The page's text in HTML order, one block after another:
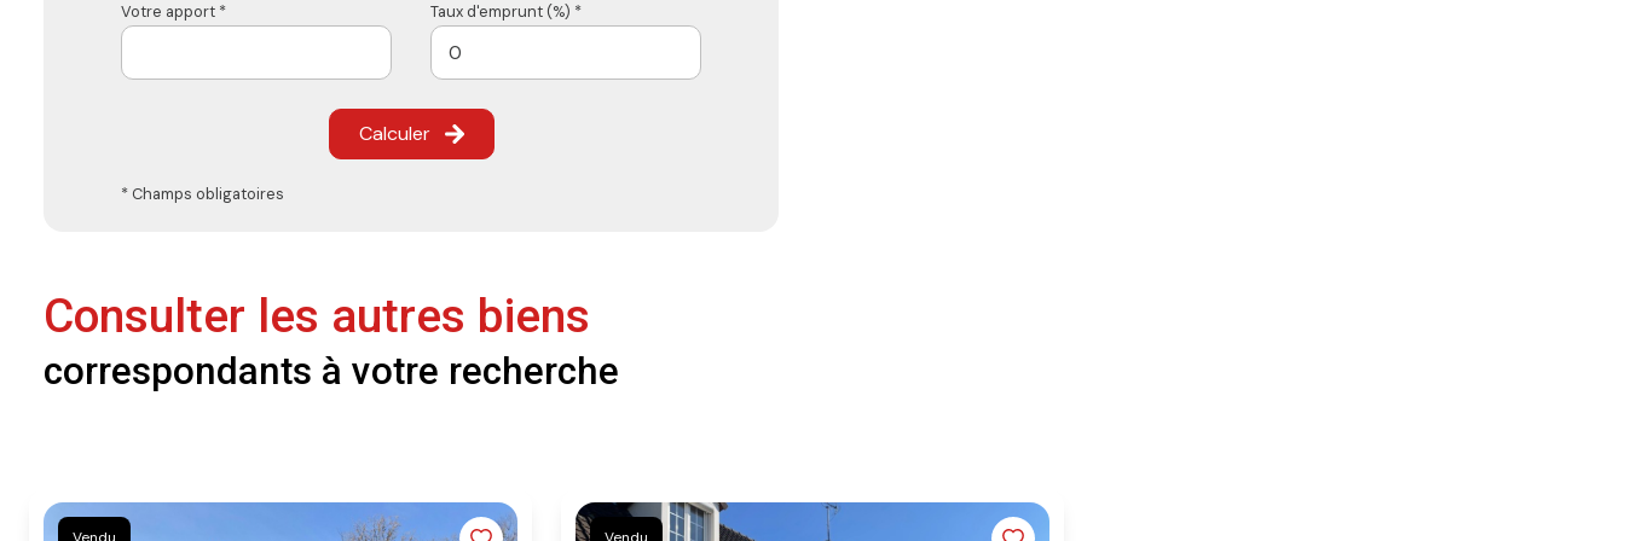
Votre apport * Taux d'emprunt (%) *
Calculer
* Champs obligatoires
Consulter les autres biens
correspondants à votre recherche